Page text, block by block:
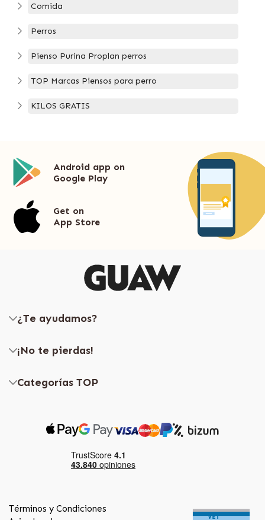
Comida
Perros
Pienso Purina Proplan perros
TOP Marcas Piensos para perro
KILOS GRATIS
Android app on
Google Play
Get on
App Store
¿Te ayudamos?
¡No te pierdas!
Categorías TOP
Términos y Condiciones